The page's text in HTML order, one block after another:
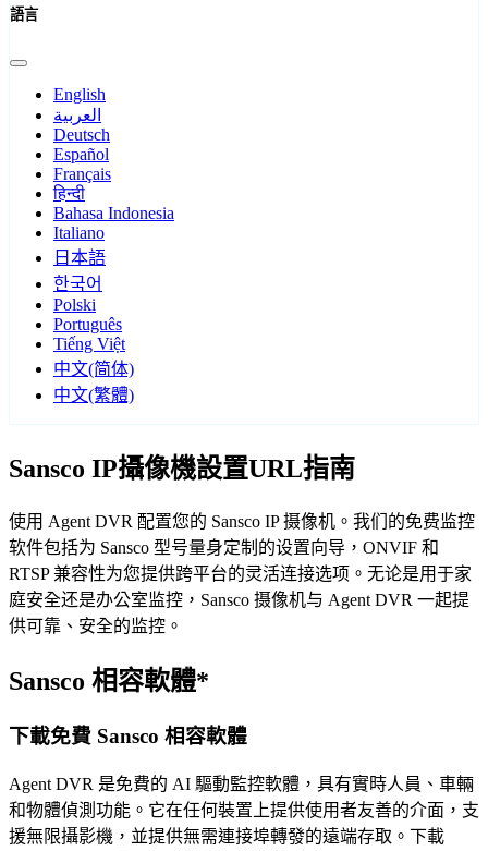
語言
English
العربية
Deutsch
Español
Français
हिन्दी
Bahasa Indonesia
Italiano
日本語
한국어
Polski
Português
Tiếng Việt
中文(简体)
中文(繁體)
Sansco IP攝像機設置URL指南
使用 Agent DVR 配置您的 Sansco IP 摄像机。我们的免费监控
软件包括为 Sansco 型号量身定制的设置向导，ONVIF 和
RTSP 兼容性为您提供跨平台的灵活连接选项。无论是用于家
庭安全还是办公室监控，Sansco 摄像机与 Agent DVR 一起提
供可靠、安全的监控。
Sansco 相容軟體*
下載免費 Sansco 相容軟體
Agent DVR 是免費的 AI 驅動監控軟體，具有實時人員、車輛
和物體偵測功能。它在任何裝置上提供使用者友善的介面，支
援無限攝影機，並提供無需連接埠轉發的遠端存取。下載